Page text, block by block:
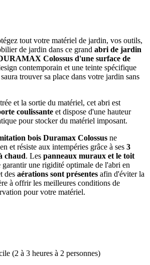
tout votre matériel de jardin, vos outils,
de jardin dans ce grand abri de jardin
Colossus d'une surface de
contemporain et une teinte spécifique
trouver sa place dans votre jardin sans
et la sortie du matériel, cet abri est
coulissante et dispose d'une hauteur
pour stocker du matériel imposant.
bois Duramax Colossus ne
et résiste aux intempéries grâce à ses 3
chaud. Les panneaux muraux et le toit
garantir une rigidité optimale de l'abri en
des aérations sont présentes afin d'éviter la
à offrir les meilleures conditions de
pour votre matériel.
(2 à 3 heures à 2 personnes)